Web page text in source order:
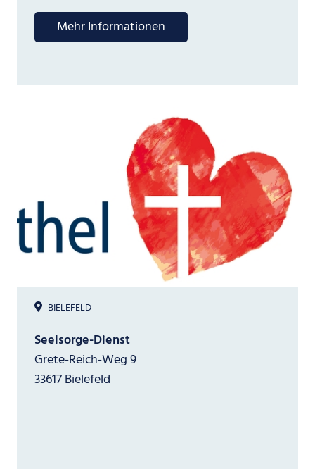
Mehr Informationen
BIELEFELD
Seelsorge-Dienst
Grete-Reich-Weg 9
33617 Bielefeld